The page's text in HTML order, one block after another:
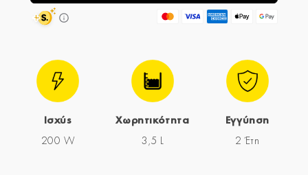
Ισχύς
200 W
Χωρητικότητα
3,5 L
Εγγύηση
2 Έτη